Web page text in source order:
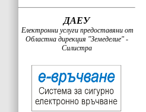
ДАЕУ
Електронни услуги предоставяни от
Областна дирекция "Земеделие" -
Силистра